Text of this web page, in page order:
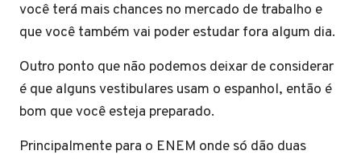
você terá mais chances no mercado de trabalho e
que você também vai poder estudar fora algum dia.
Outro ponto que não podemos deixar de considerar
é que alguns vestibulares usam o espanhol, então é
bom que você esteja preparado.
Principalmente para o ENEM onde só dão duas